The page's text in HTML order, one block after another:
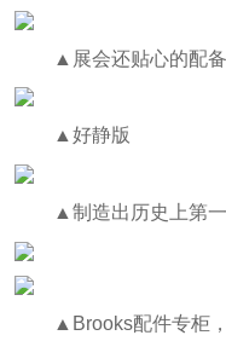
▲展会还贴心的配
▲好静版
▲制造出历史上第
▲Brooks配件专柜